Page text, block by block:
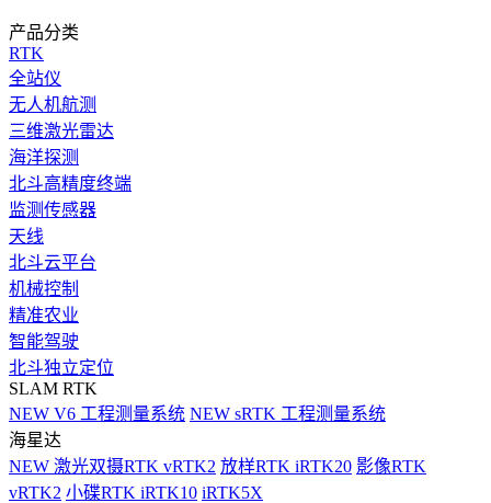
产品分类
RTK
全站仪
无人机航测
三维激光雷达
海洋探测
北斗高精度终端
监测传感器
天线
北斗云平台
机械控制
精准农业
智能驾驶
北斗独立定位
SLAM RTK
NEW V6 工程测量系统 NEW sRTK 工程测量系统
海星达
NEW 激光双摄RTK vRTK2 放样RTK iRTK20 影像RTK
vRTK2 小碟RTK iRTK10 iRTK5X